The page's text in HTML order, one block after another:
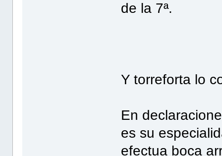
de la 7ª.
Y torreforta lo
En
es su
efectua boca